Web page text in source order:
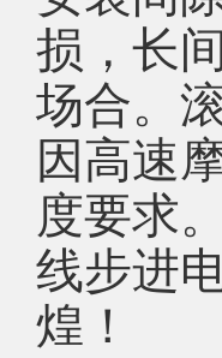
损，长
场合。
因高速
度要求
线步进
煌！